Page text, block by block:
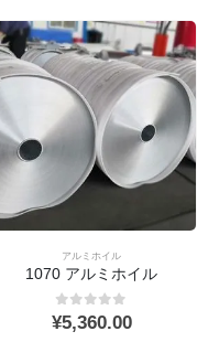
アルミホイル
1070 アルミホイル
0out 5
¥5,360.00